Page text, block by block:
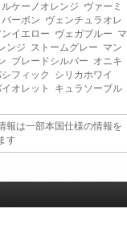
ケーノオレンジ ヴァーミ
ーボン ヴェンチュラオレ
イエロー ヴェガブルー マ
ンジ ストームグレー マン
ブレードシルバー オニキ
フィック シリカホワイ
イオレット キュラソーブル
報は一部本国仕様の情報を
す